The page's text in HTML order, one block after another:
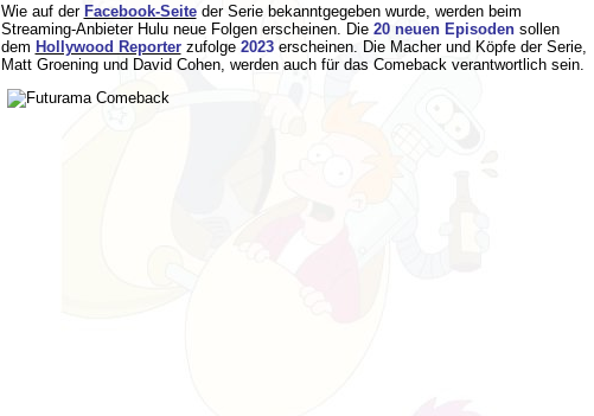
Wie auf der Facebook-Seiteder Serie bekanntgegeben wurde, werden beim
Streaming-Anbieter Hulu neue Folgen erscheinen. Die 20 neuen Episodensollen
dem Hollywood Reporterzufolge 2023erscheinen.
Die Macher und Köpfe der Serie,
Matt Groening und David Cohen, werden auch für das Comeback verantwortlich sein.